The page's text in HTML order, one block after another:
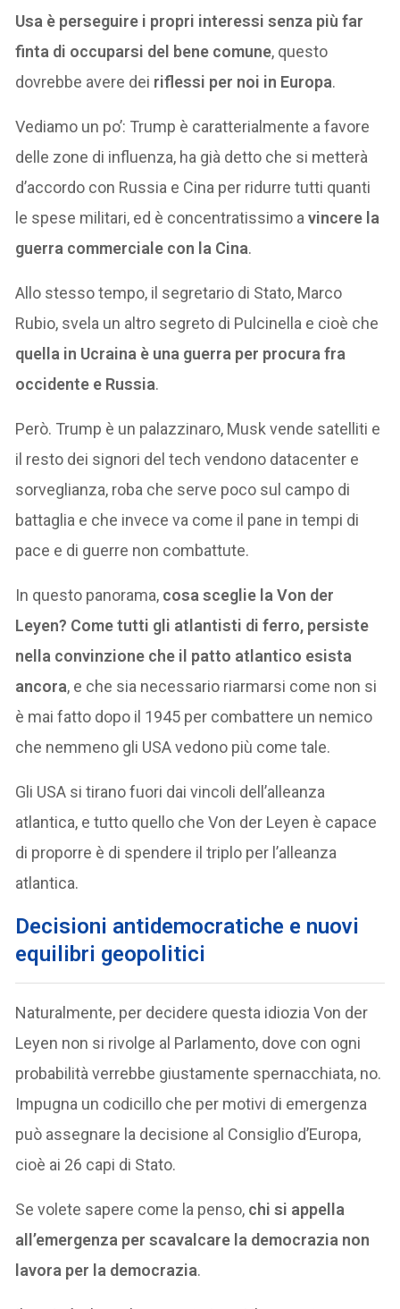
Usa è perseguire i propri interessi senza più far
finta di occuparsi del bene comune, questo
dovrebbe avere dei riflessi per noi in Europa.
Vediamo un po’: Trump è caratterialmente a favore
delle zone di influenza, ha già detto che si metterà
d’accordo con Russia e Cina per ridurre tutti quanti
le spese militari, ed è concentratissimo avincere la
guerra commerciale con la Cina.
Allo stesso tempo, il segretario di Stato, Marco
Rubio, svela un altro segreto di Pulcinella e cioè che
quella in Ucraina è una guerra per procura fra
occidente e Russia.
Però. Trump è un palazzinaro, Musk vende satelliti e
il resto dei signori del tech vendono datacenter e
sorveglianza, roba che serve poco sul campo di
battaglia e che invece va come il pane in tempi di
pace e di guerre non combattute.
In questo panorama, cosa sceglie la Von der
Leyen? Come tutti gli atlantisti di ferro, persiste
nella convinzione che il patto atlantico esista
ancora, e che sia necessario riarmarsi come non si
è mai fatto dopo il 1945 per combattere un nemico
che nemmeno gli USA vedono più come tale.
Gli USA si tirano fuori dai vincoli dell’alleanza
atlantica, e tutto quello che Von der Leyen è capace
di proporre è di spendere il triplo per l’alleanza
atlantica.
Decisioni antidemocratiche e nuovi
equilibri geopolitici
Naturalmente, per decidere questa idiozia Von der
Leyen non si rivolge al Parlamento, dove con ogni
probabilità verrebbe giustamente spernacchiata, no.
Impugna un codicillo che per motivi di emergenza
può assegnare la decisione al Consiglio d’Europa,
cioè ai 26 capi di Stato.
Se volete sapere come la penso, chi si appella
all’emergenza per scavalcare la democrazia non
lavora per la democrazia.